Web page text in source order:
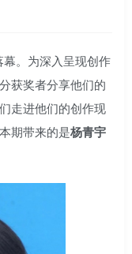
幕。为深入呈现创作
获奖者分享他们的
走进他们的创作现
期带来的是杨青宇